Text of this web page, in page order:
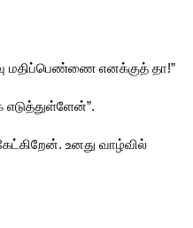
மதிப்பெண்ணை எனக்குத் தா!”
எடுத்துள்ளேன்”.
உனது வாழ்வில்